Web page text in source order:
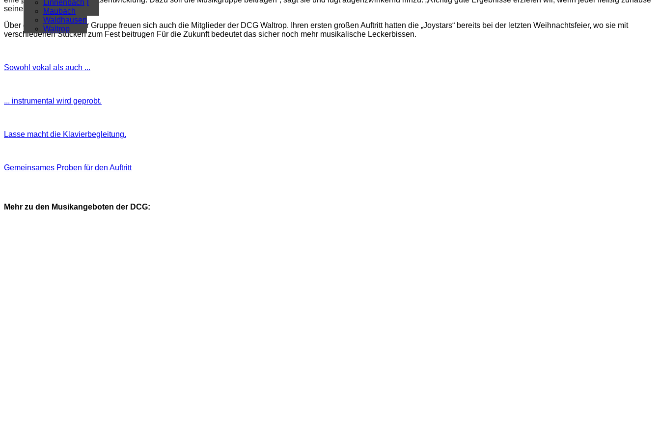
Überregional
Alle Artikel
Linnenbach
Maubach
Waldhausen
Waltrop
seine Noten übt.“
Über die Lernerfolge der Gruppe freuen sich auch die Mitglieder der DCG Waltrop. Ihren ersten großen Auftritt hatten die „Joystars“ bereits bei der letzten Weihnachtsfeier, wo sie mit
verschiedenen Stücken zum Fest beitrugen Für die Zukunft bedeutet das sicher noch mehr musikalische Leckerbissen.
Sowohl vokal als auch ...
... instrumental wird geprobt.
Lasse macht die Klavierbegleitung.
Gemeinsames Proben für den Auftritt
Mehr zu den Musikangeboten der DCG: